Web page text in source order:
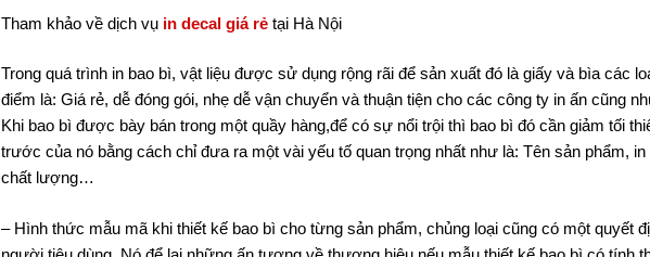
Tham khảo về dịch vụ in decal giá rẻ tại Hà Nội
Trong quá trình in bao bì, vật liệu được sử dụng rộng rãi để sản xuất đó là giấy và bìa các
điểm là: Giá rẻ, dễ đóng gói, nhẹ dễ vận chuyển và thuận tiện cho các công ty in ấn cũng
Khi bao bì được bày bán trong một quầy hàng,để có sự nổi trội thì bao bì đó cần giảm tối
trước của nó bằng cách chỉ đưa ra một vài yếu tố quan trọng nhất như là: Tên sản phẩm, in
chất lượng…
– Hình thức mẫu mã khi thiết kế bao bì cho từng sản phẩm, chủng loại cũng có một quyết